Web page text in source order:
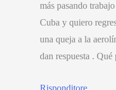
más pasando
Cuba y quiero
una queja a la
dan respuesta . Qué
Risponditore